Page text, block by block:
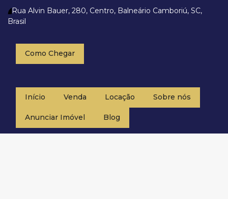
Rua Alvin Bauer, 280, Centro, Balneário Camboriú, SC,
Brasil
Como Chegar
Início Venda Locação Sobre nós
Anunciar Imóvel Blog